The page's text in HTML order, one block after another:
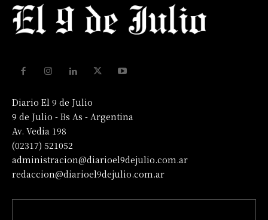
Diario El 9 de Julio
9 de Julio - Bs As - Argentina
Av. Vedia 198
(02317) 521052
administracion@diarioel9dejulio.com.ar
redaccion@diarioel9dejulio.com.ar